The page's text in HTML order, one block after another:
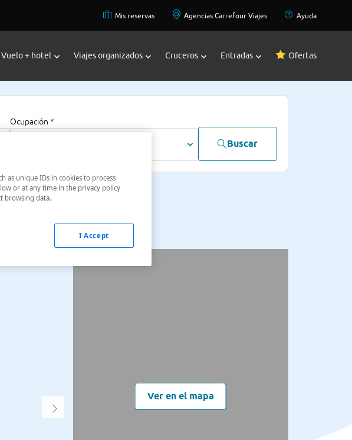
Mis reservas Agencias Carrefour Viajes Ayuda
Vuelo + hotel Viajes organizados Cruceros Entradas Ofertas
Ocupación *
Buscar
Ver en el mapa
as unique IDs in cookies to process
or at any time in the privacy policy
browsing data.
I Accept